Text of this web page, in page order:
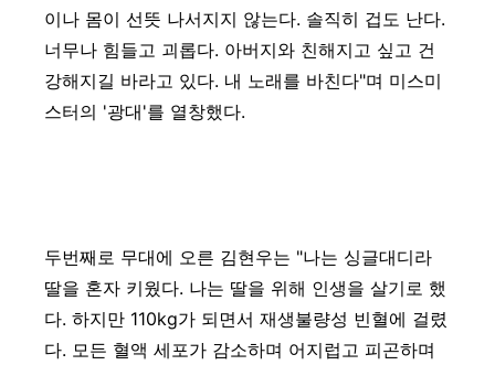
이나 몸이 선뜻 나서지지 않는다. 솔직히 겁도 난다.
너무나 힘들고 괴롭다. 아버지와 친해지고 싶고 건
강해지길 바라고 있다. 내 노래를 바친다"며 미스미
스터의 '광대'를 열창했다.
두번째로 무대에 오른 김현우는 "나는 싱글대디라
딸을 혼자 키웠다. 나는 딸을 위해 인생을 살기로 했
다. 하지만 110kg가 되면서 재생불량성 빈혈에 걸렸
다. 모든 혈액 세포가 감소하며 어지럽고 피곤하며